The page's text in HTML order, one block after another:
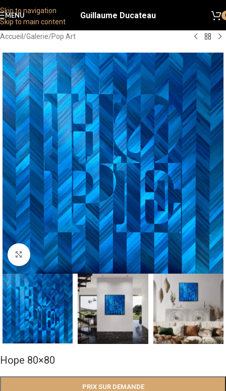
Skip to navigation
Skip to main content
MENU Guillaume Ducateau
Accueil /Galerie/Pop Art
Agrandir
Hope 80×80
PRIX SUR DEMANDE